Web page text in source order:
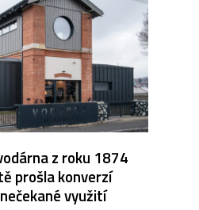
z roku 1874
prošla konverzí
využití